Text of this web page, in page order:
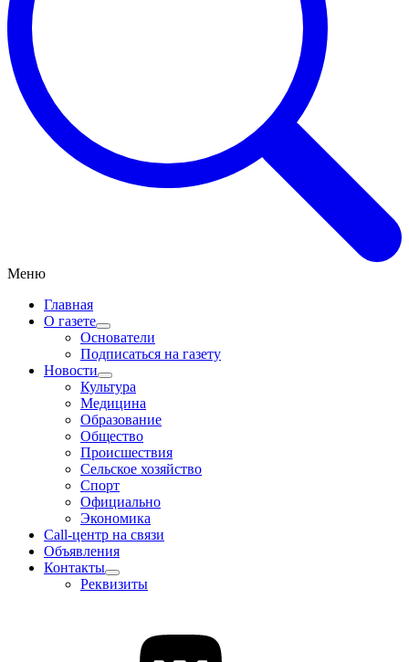
Меню
Главная
О газете
Основатели
Подписаться на газету
Новости
Культура
Медицина
Образование
Общество
Происшествия
Сельское хозяйство
Спорт
Официально
Экономика
Call-центр на связи
Объявления
Контакты
Реквизиты